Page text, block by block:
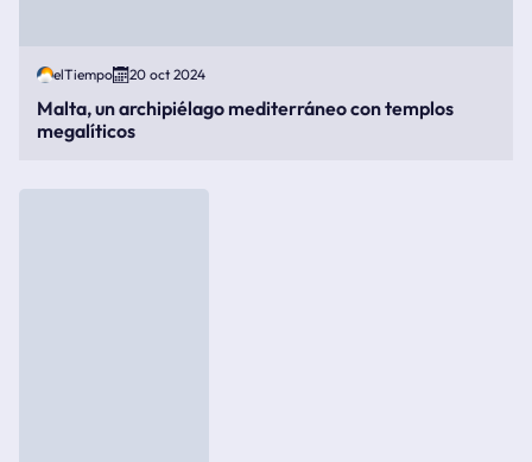
elTiempo 20 oct 2024
Malta, un archipiélago mediterráneo con templos
megalíticos